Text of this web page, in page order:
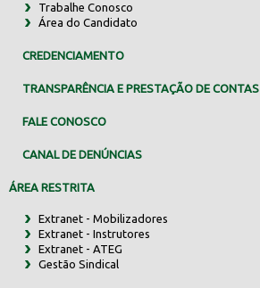
Trabalhe Conosco
Área do Candidato
CREDENCIAMENTO
TRANSPARÊNCIA E PRESTAÇÃO DE CONTAS
FALE CONOSCO
CANAL DE DENÚNCIAS
ÁREA RESTRITA
Extranet - Mobilizadores
Extranet - Instrutores
Extranet - ATEG
Gestão Sindical